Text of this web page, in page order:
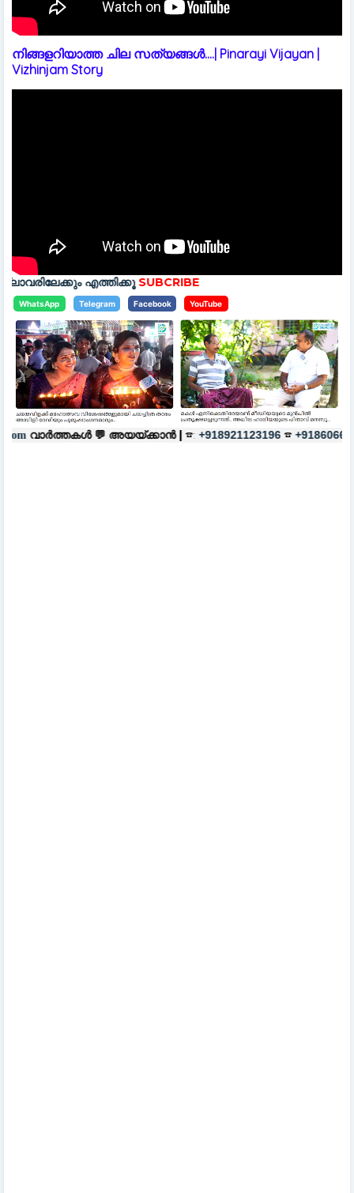
നിങ്ങളറിയാത്ത ചില സത്യങ്ങൾ....| Pinarayi Vijayan |
Vizhinjam Story
SUBCRIBE
WhatsApp Telegram Facebook YouTube
💬അയയ്ക്കാൻ | ☎: +918921123196 ☎ +918606657037